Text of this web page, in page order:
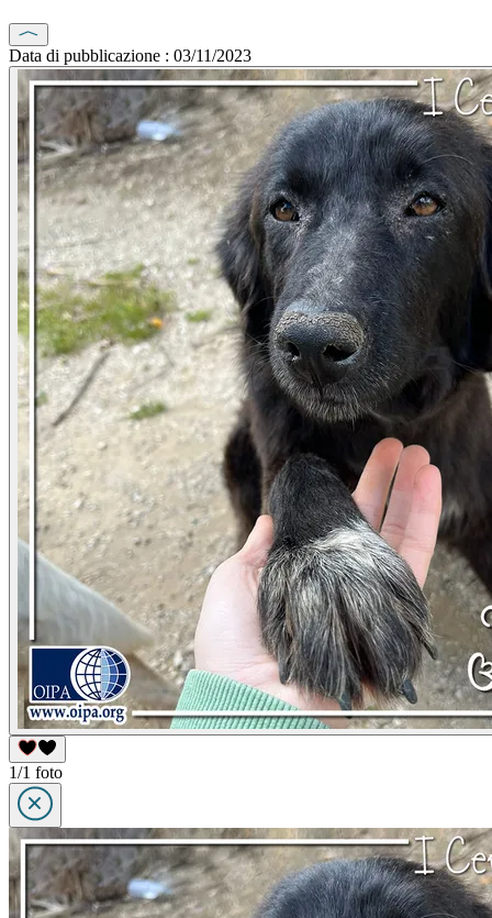
Data di pubblicazione : 03/11/2023
1/1 foto